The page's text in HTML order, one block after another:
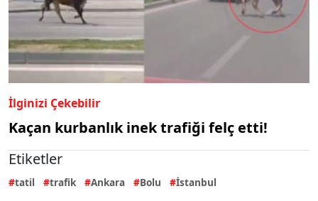
İlginizi Çekebilir
Kaçan kurbanlık inek trafiği felç etti!
Etiketler
tatil trafik Ankara Bolu İstanbul